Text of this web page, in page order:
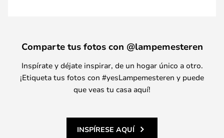
Comparte tus fotos con @lampemesteren
Inspírate y déjate inspirar, de un hogar único a otro.
¡Etiqueta tus fotos con #yesLampemesteren y puede
que veas tu casa aquí!
INSPÍRESE AQUÍ